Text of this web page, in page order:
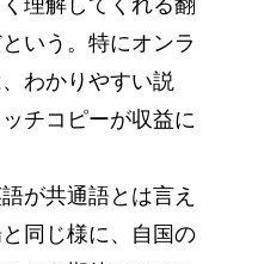
いう。特にオンラ
わかりやすい説
チコピーが収益に
が共通語とは言え
同じ様に、自国の